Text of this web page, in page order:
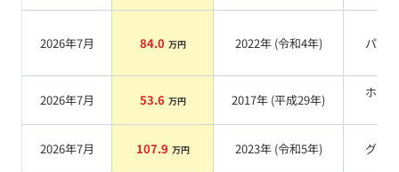
2026年7月 84.0 万円 2022年 (令和4年) パール
2026年7月 53.6 万円 2017年 (平成29年)
ホワ
2026年7月 107.9 万円 2023年 (令和5年) グレー